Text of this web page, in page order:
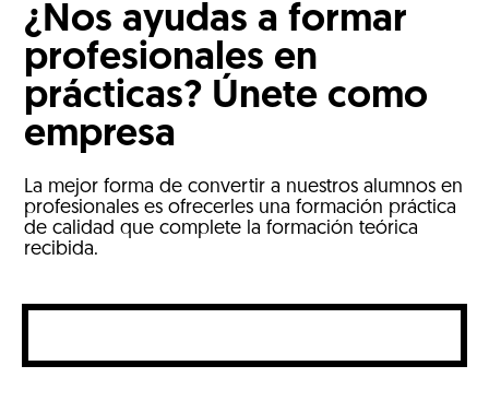
¿Nos ayudas a formar
profesionales en
prácticas? Únete como
empresa
La mejor forma de convertir a nuestros alumnos en
profesionales es ofrecerles una formación práctica
de calidad que complete la formación teórica
recibida.